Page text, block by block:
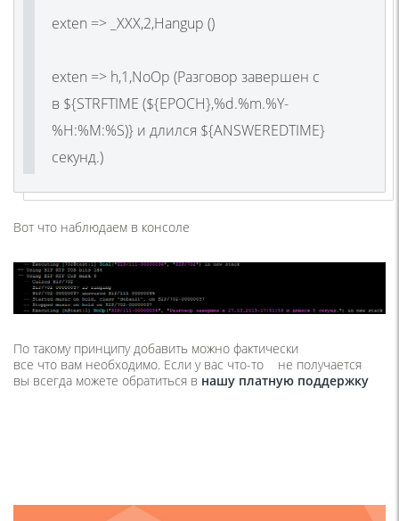
exten => _XXX,2,Hangup ()
exten => h,1,NoOp (Разговор завершен c
в ${STRFTIME (${EPOCH},%d.%m.%Y-
%H:%M:%S)} и длился ${ANSWEREDTIME}
секунд.)
Вот что наблюдаем в консоле
По такому принципу добавить можно фактически
все что вам необходимо. Если у вас что-то не получается
вы всегда можете обратиться в нашу платную поддержку